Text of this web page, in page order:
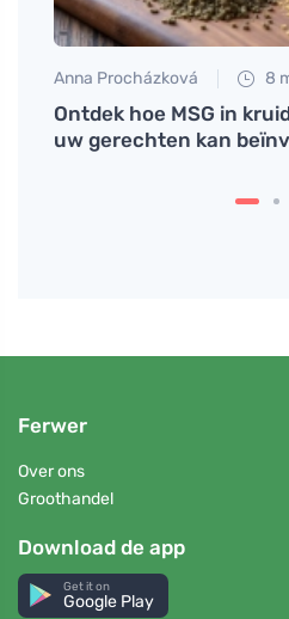
Anna Procházková 8
Ontdek hoe MSG in
uw gerechten kan
Ferwer
Over ons
Groothandel
Download de app
Get it on
Google Play